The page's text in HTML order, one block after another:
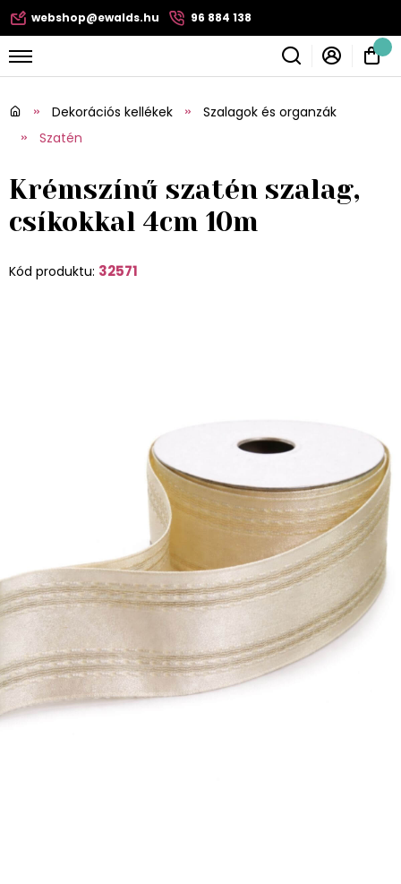
webshop@ewalds.hu 96 884 138
Dekorációs kellékek
Szalagok és organzák
Szatén
Krémszínű szatén szalag,
csíkokkal 4cm 10m
Kód produktu: 32571